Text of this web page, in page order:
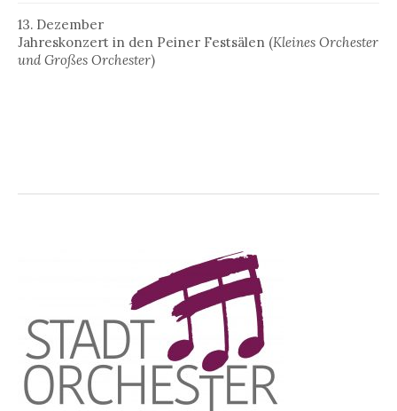
13. Dezember
Jahreskonzert in den Peiner Festsälen (Kleines Orchester
und Großes Orchester)